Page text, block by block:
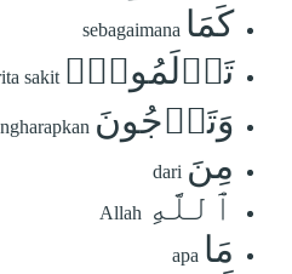
كَمَا sebagaimana
تَأۡلَمُونَۖ sakit
وَتَرۡجُونَ
مِنَ dari
ٱللَّهِ Allah
مَا apa